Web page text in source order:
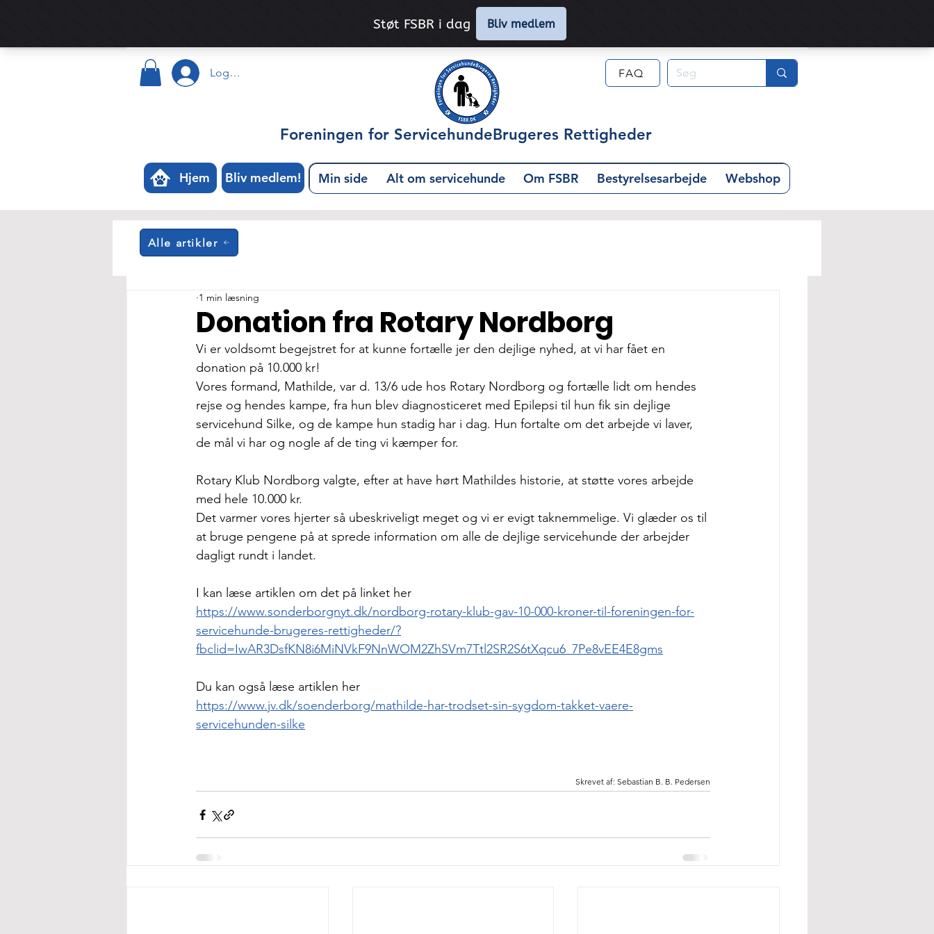
Log ind FAQ
Foreningen for ServicehundeBrugeres Rettigheder
Hjem Bliv medlem! Min side Alt om servicehunde Om FSBR Bestyrelsesarbejde Webshop
Donation fra Rotary Nordborg
1 min læsning
Vi er voldsomt begejstret for at kunne fortælle jer den dejlige nyhed, at vi har fået en
donation på 10.000 kr!
Vores formand, Mathilde, var d. 13/6 ude hos Rotary Nordborg og fortælle lidt om hendes
rejse og hendes kampe, fra hun blev diagnosticeret med Epilepsi til hun fik sin dejlige
servicehund Silke, og de kampe hun stadig har i dag. Hun fortalte om det arbejde vi laver,
de mål vi har og nogle af de ting vi kæmper for.
Rotary Klub Nordborg valgte, efter at have hørt Mathildes historie, at støtte vores arbejde
med hele 10.000 kr.
Det varmer vores hjerter så ubeskriveligt meget og vi er evigt taknemmelige. Vi glæder os til
at bruge pengene på at sprede information om alle de dejlige servicehunde der arbejder
dagligt rundt i landet.
I kan læse artiklen om det på linket her
https://www.sonderborgnyt.dk/nordborg-rotary-klub-gav-10-000-kroner-til-foreningen-for-
servicehunde-brugeres-rettigheder/?
fbclid=IwAR3DsfKN8i6MiNVkF9NnWOM2ZhSVm7Ttl2SR2S6tXqcu6_7Pe8vEE4E8gms
Du kan også læse artiklen her
https://www.jv.dk/soenderborg/mathilde-har-trodset-sin-sygdom-takket-vaere-
servicehunden-silke
Skrevet af: Sebastian B. B. Pedersen
Alle artikler